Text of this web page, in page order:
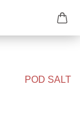
POD SALT